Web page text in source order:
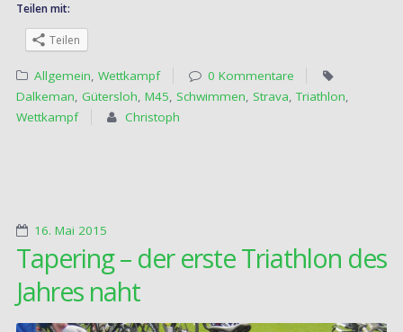
Teilen mit:
Teilen
Allgemein,Wettkampf
0 Kommentare
Dalkeman, Gütersloh, M45, Schwimmen, Strava,Triathlon,
Wettkampf
Christoph
16. Mai 2015
Tapering – der erste Triathlon des
Jahres naht